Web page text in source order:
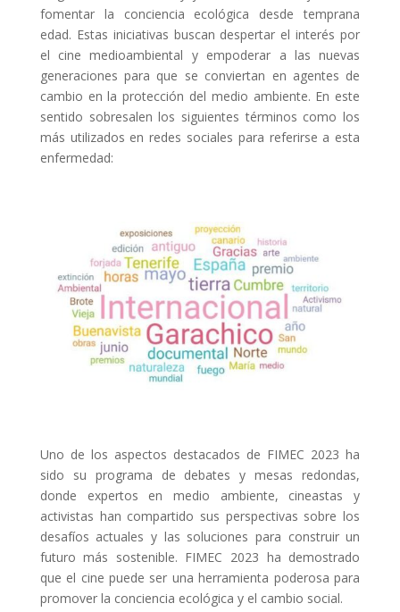
fomentar la conciencia ecológica desde temprana
edad. Estas iniciativas buscan despertar el interés por
el cine medioambiental y empoderar a las nuevas
generaciones para que se conviertan en agentes de
cambio en la protección del medio ambiente. En este
sentido sobresalen los siguientes términos como los
más utilizados en redes sociales para referirse a esta
enfermedad:
Uno de los aspectos destacados de FIMEC 2023 ha
sido su programa de debates y mesas redondas,
donde expertos en medio ambiente, cineastas y
activistas han compartido sus perspectivas sobre los
desafíos actuales y las soluciones para construir un
futuro más sostenible. FIMEC 2023 ha demostrado
que el cine puede ser una herramienta poderosa para
promover la conciencia ecológica y el cambio social.